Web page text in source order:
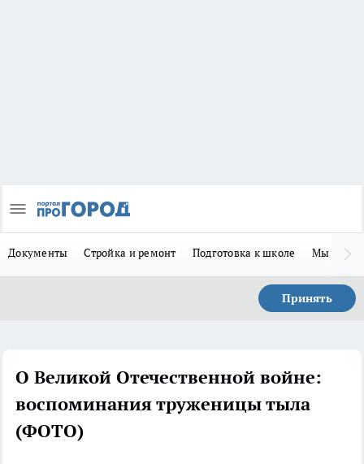
Документы Стройка и ремонт Подготовка к школе Мы в MAX
Принять
О Великой Отечественной войне:
воспоминания труженицы тыла
(ФОТО)